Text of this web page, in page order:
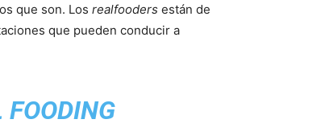
que son. Los realfooders están de
que pueden conducir a
FOODING